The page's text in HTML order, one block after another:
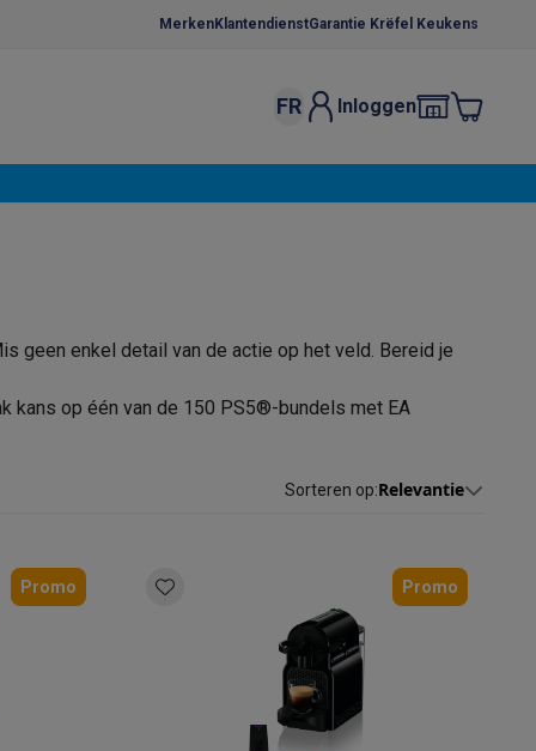
MerkenKlantendienstGarantie Krëfel Keukens
FR Inloggen
geen enkel detail van de actie op het veld. Bereid je
kans op één van de 150 PS5®-bundels met EA
Sorteren op:Relevantie
Promo Promo